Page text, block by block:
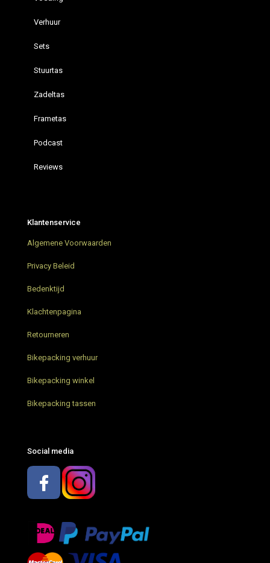
Verhuur
Sets
Stuurtas
Zadeltas
Frametas
Podcast
Reviews
AGU Venture Extreme Green Bikepacking tassen
Grunnduro Gravel Bikepacking weekend
Bikepacking trip in Nederland
Parapera Anemos Gravelbike
Restrap Bar Pack stuurtas – Nieuw
Bikepacking trip Limburg
Restrap bikepacking tassen – Review
Bikepacking met AGU – wat neem je mee?
Klantenservice
Algemene Voorwaarden
Privacy Beleid
Bedenktijd
Klachtenpagina
Retourneren
Bikepacking verhuur
Bikepacking winkel
Bikepacking tassen
Social media